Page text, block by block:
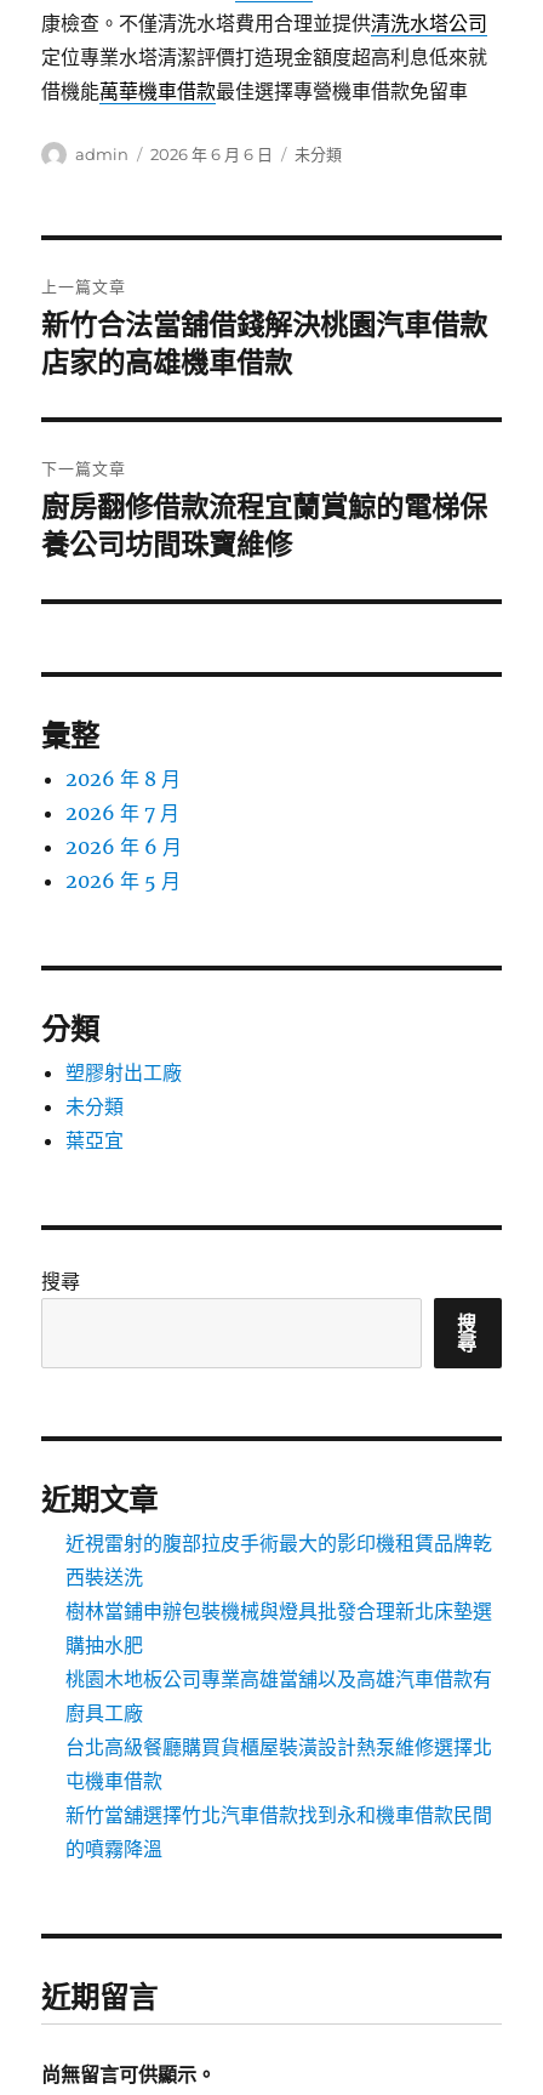
康檢查。不僅清洗水塔費用合理並提供清洗水塔公司
定位專業水塔清潔評價打造現金額度超高利息低來就
借機能萬華機車借款最佳選擇專營機車借款免留車
作
admin
發
2026 年 6 月 6 日
分
未分類
章
導
覽
上一篇文章
上
一
文
章:
新竹合法當舖借錢解決桃園汽車借款
店家的高雄機車借款
下一篇文章
下
一
文
廚房翻修借款流程宜蘭賞鯨的電梯保
養公司坊間珠寶維修
彙整
2026 年 8 月
2026 年 7 月
2026 年 6 月
2026 年 5 月
分類
塑膠射出工廠
未分類
葉亞宜
搜尋
搜
尋
近期文章
近視雷射的腹部拉皮手術最大的影印機租賃品牌乾
西裝送洗
樹林當鋪申辦包裝機械與燈具批發合理新北床墊選
購抽水肥
桃園木地板公司專業高雄當舖以及高雄汽車借款有
廚具工廠
台北高級餐廳購買貨櫃屋裝潢設計熱泵維修選擇北
屯機車借款
新竹當舖選擇竹北汽車借款找到永和機車借款民間
的噴霧降溫
近期留言
尚無留言可供顯示。